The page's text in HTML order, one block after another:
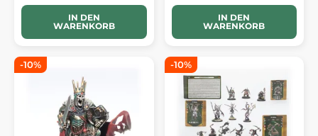
IN DEN
WARENKORB
IN DEN
WARENKORB
-10% -10%